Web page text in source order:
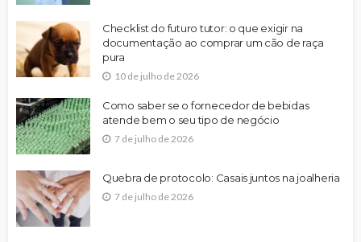
Checklist do futuro tutor: o que exigir na
documentação ao comprar um cão de raça
pura
10 de julho de 2026
Como saber se o fornecedor de bebidas
atende bem o seu tipo de negócio
7 de julho de 2026
Quebra de protocolo: Casais juntos na joalheria
7 de julho de 2026